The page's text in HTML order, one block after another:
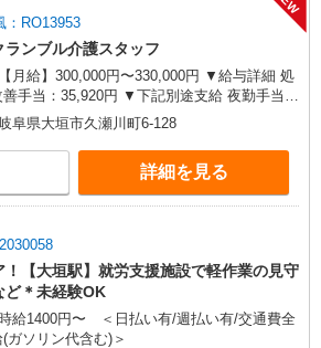
：RO13953
ランブル介護スタッフ
【月給】300,000円〜330,000円 ▼給与詳細 処
：35,920円 ▼下記別途支給 夜勤手当：
円（1回） 準夜勤手当：3,500円（1回） 通勤
年始手当：380円/時 寸志あり：年2回（6
月） ※業績による 特別報酬：平均34.1万円
額135万円） ※2025年6月支給実績 ※処遇
当は試用期間中(3ヶ月)は支給なし
阜県大垣市久瀬川町6-128
詳細を見る
！【大垣駅】就労支援施設で軽作業の見守
ど＊未経験OK
時給1400円〜 ＜日払い有/週払い有/交通費全
ガソリン代含む)＞